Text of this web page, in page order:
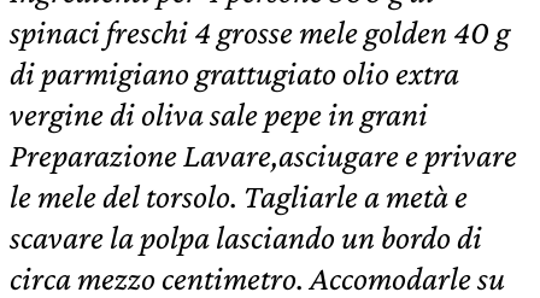
spinaci freschi 4 grosse mele golden 40 g
di parmigiano grattugiato olio extra
vergine di oliva sale pepe in grani
Preparazione Lavare,asciugare e privare
le mele del torsolo. Tagliarle a metà e
scavare la polpa lasciando un bordo di
circa mezzo centimetro. Accomodarle su